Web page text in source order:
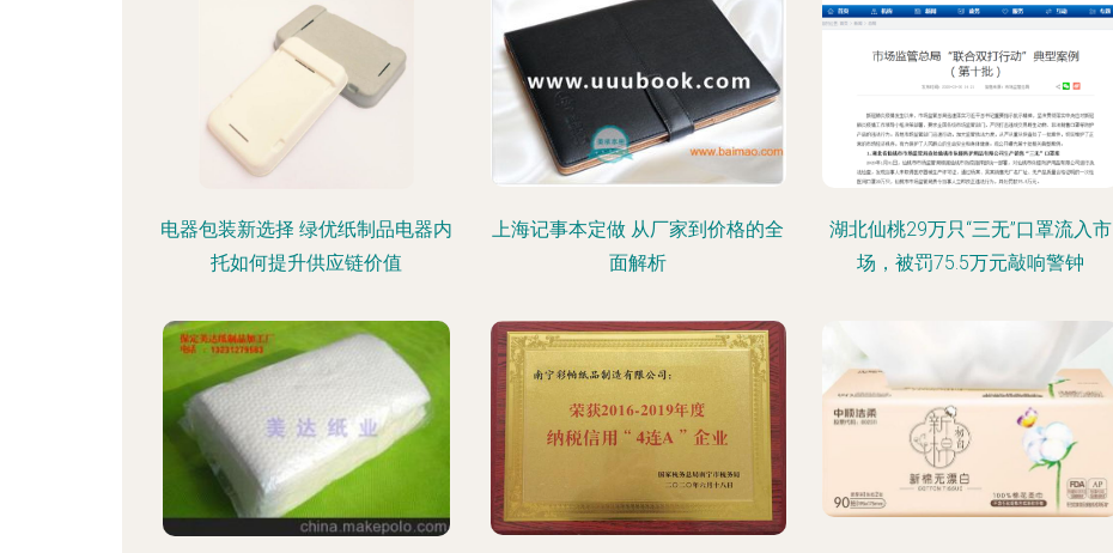
电器包装新选择 绿优纸制品电器内
托如何提升供应链价值
上海记事本定做 从厂家到价格的全
面解析
湖北仙桃29万只“三无”口罩流入市
场，被罚75.5万元敲响警钟